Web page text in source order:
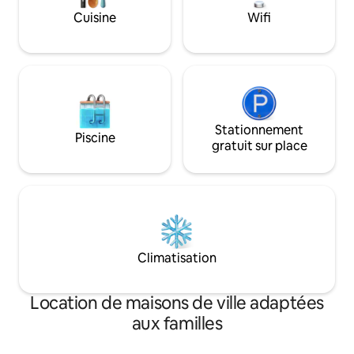
parking
un garage privé
stationnement
Cuisine Wifi
Piscine
Stationnement
gratuit sur place
Climatisation
Location de maisons de ville adaptées
aux familles